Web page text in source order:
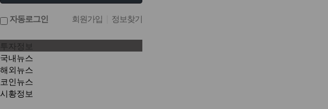
자동로그인 회원가입 정보찾기
투자정보
국내뉴스
해외뉴스
코인뉴스
시황정보